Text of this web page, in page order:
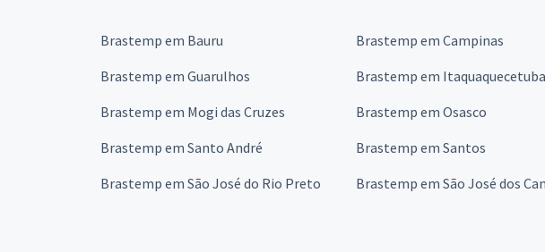
Brastemp em Bauru Brastemp em Campinas
Brastemp em Guarulhos
Brastemp em Itaquaquecetuba
Brastemp em Mogi das Cruzes
Brastemp em Osasco
Brastemp em Santo André
Brastemp em Santos
Brastemp em São José do Rio Preto
Brastemp em São José dos